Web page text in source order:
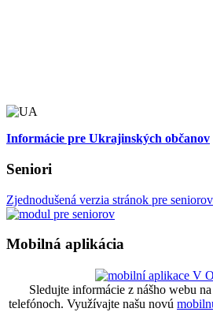
Informácie pre Ukrajinských občanov
Seniori
Zjednodušená verzia stránok pre seniorov
Mobilná aplikácia
Sledujte informácie z nášho webu
telefónoch. Využívajte našu novú